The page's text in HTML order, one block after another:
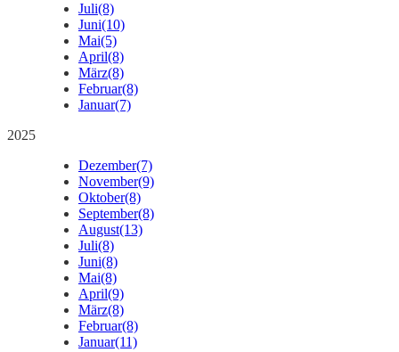
Juli(8)
Juni(10)
Mai(5)
April(8)
März(8)
Februar(8)
Januar(7)
2025
Dezember(7)
November(9)
Oktober(8)
September(8)
August(13)
Juli(8)
Juni(8)
Mai(8)
April(9)
März(8)
Februar(8)
Januar(11)